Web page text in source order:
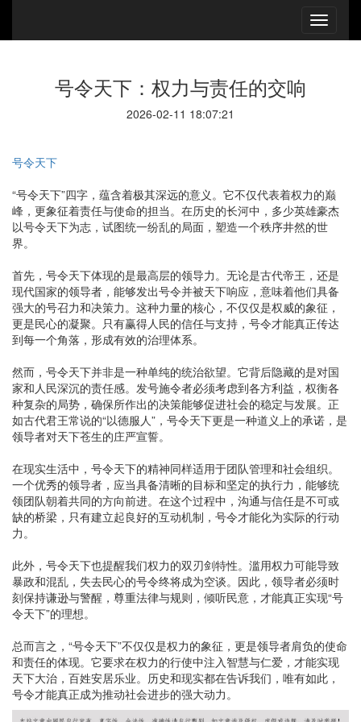
号令天下：权力与责任的交响
2026-02-11 18:07:21
号令天下
“号令天下”四字，蕴含着极其深远的意义。它不仅代表着权力的巅
峰，更象征着责任与使命的担当。在历史的长河中，多少英雄豪杰
以号令天下为志，试图统一纷乱的局面，塑造一个秩序井然的世
界。
首先，号令天下体现的是最高层的领导力。无论是古代帝王，还是
现代国家的领导者，能够发出号令并被天下响应，意味着他们具备
强大的号召力和决策力。这种力量的核心，不仅仅是权威的象征，
更是民心的凝聚。只有赢得人民的信任与支持，号令才能真正传达
到每一个角落，形成有效的治理体系。
然而，号令天下并非是一种单纯的统治欲望。它背后隐藏的是对国
家和人民深沉的责任感。发号施令者必须考虑到各方利益，权衡各
种复杂的局势，确保所作出的决策能够促进社会的稳定与发展。正
如古代君王常说的“以德服人”，号令天下更是一种道义上的承诺，是
领导者对天下苍生的庄严宣誓。
在现实生活中，号令天下的精神同样适用于团队管理和社会组织。
一个优秀的领导者，应当具备清晰的目标和坚定的执行力，能够统
领团队朝着共同的方向前进。在这个过程中，沟通与信任是不可或
缺的桥梁，只有建立起良好的互动机制，号令才能化为实际的行动
力。
此外，号令天下也提醒我们权力的双刃剑特性。滥用权力可能导致
暴政和混乱，失去民心的号令终将成为空谈。因此，领导者必须时
刻保持谦逊与警醒，尊重法律与规则，倾听民意，才能真正实现“号
令天下”的理想。
总而言之，“号令天下”不仅仅是权力的象征，更是领导者肩负的使命
和责任的体现。它要求在权力的行使中注入智慧与仁爱，才能实现
天下大治，百姓安居乐业。历史和现实都在告诉我们，唯有如此，
号令才能真正成为推动社会进步的强大动力。